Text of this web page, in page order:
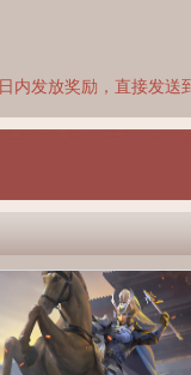
内发放奖励，直接发送